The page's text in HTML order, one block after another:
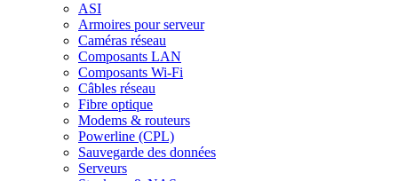
ASI
Armoires pour serveur
Caméras réseau
Composants LAN
Composants Wi-Fi
Câbles réseau
Fibre optique
Modems & routeurs
Powerline (CPL)
Sauvegarde des données
Serveurs